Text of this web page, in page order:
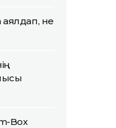
аялдап, не
Box